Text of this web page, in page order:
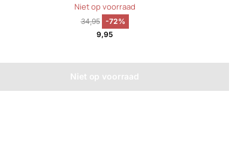
Niet op voorraad
34,95
-72%
9,95
Niet op voorraad